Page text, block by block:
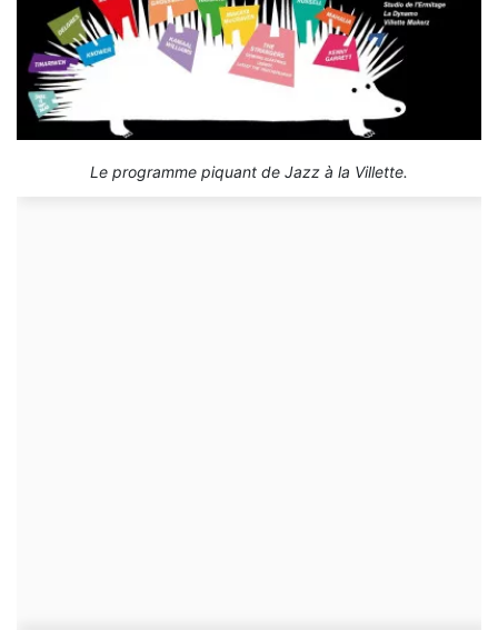
Le programme piquant de Jazz à la Villette.